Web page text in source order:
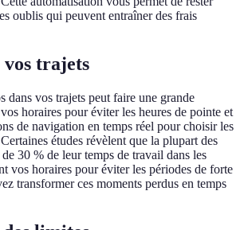
oublis qui peuvent entraîner des frais
trajets
dans vos trajets peut faire une grande
horaires pour éviter les heures de pointe et
de navigation en temps réel pour choisir les
études révèlent que la plupart des
30 % de leur temps de travail dans les
vos horaires pour éviter les périodes de forte
transformer ces moments perdus en temps